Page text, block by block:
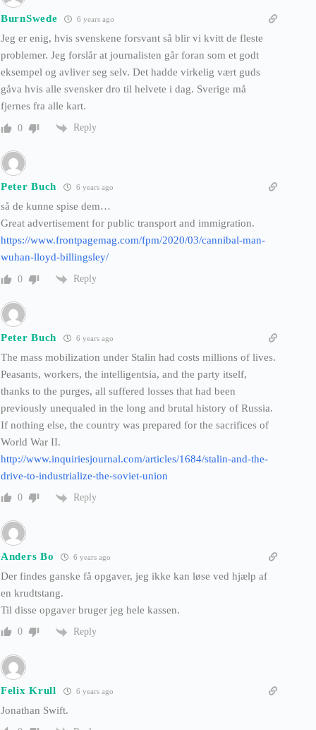
BurnSwede 6 years ago
Jeg er enig, hvis svenskene forsvant så blir vi kvitt de fleste
problemer. Jeg forslår at journalisten går foran som et godt
eksempel og avliver seg selv. Det hadde virkelig vært guds
gåva hvis alle svensker dro til helvete i dag. Sverige må
fjernes fra alle kart.
0 Reply
Peter Buch 6 years ago
så de kunne spise dem…
Great advertisement for public transport and immigration.
https://www.frontpagemag.com/fpm/2020/03/cannibal-man-
wuhan-lloyd-billingsley/
0 Reply
Peter Buch 6 years ago
The mass mobilization under Stalin had costs millions of lives.
Peasants, workers, the intelligentsia, and the party itself,
thanks to the purges, all suffered losses that had been
previously unequaled in the long and brutal history of Russia.
If nothing else, the country was prepared for the sacrifices of
World War II.
http://www.inquiriesjournal.com/articles/1684/stalin-and-the-
drive-to-industrialize-the-soviet-union
0 Reply
Anders Bo 6 years ago
Der findes ganske få opgaver, jeg ikke kan løse ved hjælp af
en krudtstang.
Til disse opgaver bruger jeg hele kassen.
0 Reply
Felix Krull 6 years ago
Jonathan Swift.